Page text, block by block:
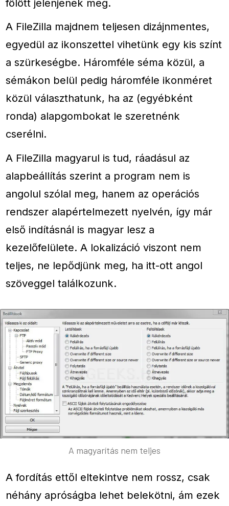
fölött jelenjenek meg.
A FileZilla majdnem teljesen dizájnmentes,
egyedül az ikonszettel vihetünk egy kis színt
a szürkeségbe. Háromféle séma közül, a
sémákon belül pedig háromféle ikonméret
közül választhatunk, ha az (egyébként
ronda) alapgombokat le szeretnénk
cserélni.
A FileZilla magyarul is tud, ráadásul az
alapbeállítás szerint a program nem is
angolul szólal meg, hanem az operációs
rendszer alapértelmezett nyelvén, így már
első indításnál is magyar lesz a
kezelőfelülete. A lokalizáció viszont nem
teljes, ne lepődjünk meg, ha itt-ott angol
szöveggel találkozunk.
A magyarítás nem teljes
A fordítás ettől eltekintve nem rossz, csak
néhány apróságba lehet belekötni, ám ezek